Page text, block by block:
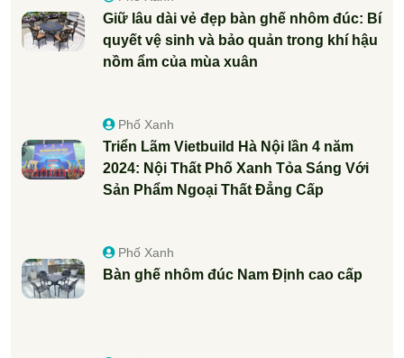
Giữ lâu dài vẻ đẹp bàn ghế nhôm đúc: Bí
quyết vệ sinh và bảo quản trong khí hậu
nồm ẩm của mùa xuân
Phố Xanh
Triển Lãm Vietbuild Hà Nội lần 4 năm
2024: Nội Thất Phố Xanh Tỏa Sáng Với
Sản Phẩm Ngoại Thất Đẳng Cấp
Phố Xanh
Bàn ghế nhôm đúc Nam Định cao cấp